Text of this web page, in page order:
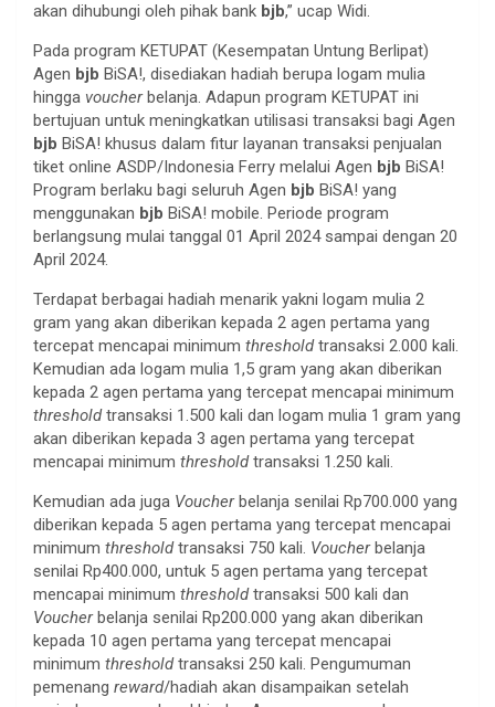
akan dihubungi oleh pihak bank bjb,” ucap Widi.
Pada program KETUPAT (Kesempatan Untung Berlipat)
Agen bjb BiSA!, disediakan hadiah berupa logam mulia
hingga voucherbelanja. Adapun program KETUPAT ini
bertujuan untuk meningkatkan utilisasi transaksi bagi Agen
bjb BiSA! khusus dalam fitur layanan transaksi penjualan
tiket online ASDP/Indonesia Ferry melalui Agen bjb BiSA!
Program berlaku bagi seluruh Agen bjb BiSA! yang
menggunakan bjb BiSA! mobile. Periode program
berlangsung mulai tanggal 01 April 2024 sampai dengan 20
April 2024.
Terdapat berbagai hadiah menarik yakni logam mulia 2
gram yang akan diberikan kepada 2 agen pertama yang
tercepat mencapai minimum thresholdtransaksi 2.000 kali.
Kemudian ada logam mulia 1,5 gram yang akan diberikan
kepada 2 agen pertama yang tercepat mencapai minimum
thresholdtransaksi 1.500 kali dan logam mulia 1 gram yang
akan diberikan kepada 3 agen pertama yang tercepat
mencapai minimum thresholdtransaksi 1.250 kali.
Kemudian ada juga Voucherbelanja senilai Rp700.000 yang
diberikan kepada 5 agen pertama yang tercepat mencapai
minimum thresholdtransaksi 750 kali. Voucherbelanja
senilai Rp400.000, untuk 5 agen pertama yang tercepat
mencapai minimum thresholdtransaksi 500 kali dan
Voucherbelanja senilai Rp200.000 yang akan diberikan
kepada 10 agen pertama yang tercepat mencapai
minimum thresholdtransaksi 250 kali. Pengumuman
pemenang reward/hadiah akan disampaikan setelah